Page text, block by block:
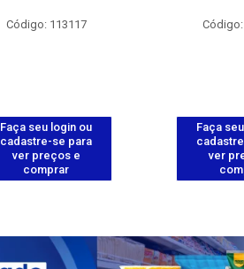
Código: 113117
Faça seu login ou
cadastre-se para
ver preços e
comprar
Faça
ver